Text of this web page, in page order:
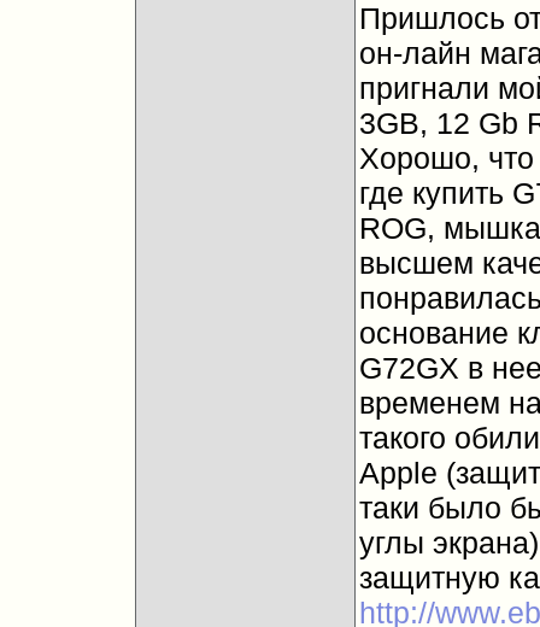
Пришлось
он-лайн
пригнали
3GB, 12 Gb
Хорошо,
где купить
ROG,
высшем
основание
G72GX в
временем
такого
Apple
таки было
углы
защитную
http://